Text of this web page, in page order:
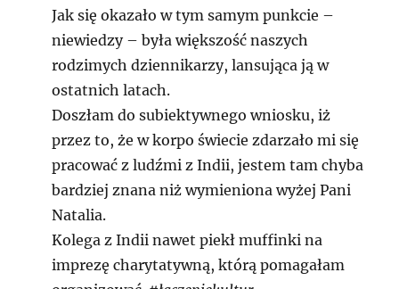
Jak się okazało w tym samym punkcie –
niewiedzy – była większość naszych
rodzimych dziennikarzy, lansująca ją w
ostatnich latach.
Doszłam do subiektywnego wniosku, iż
przez to, że w korpo świecie zdarzało mi się
pracować z ludźmi z Indii, jestem tam chyba
bardziej znana niż wymieniona wyżej Pani
Natalia.
Kolega z Indii nawet piekł muffinki na
imprezę charytatywną, którą pomagałam